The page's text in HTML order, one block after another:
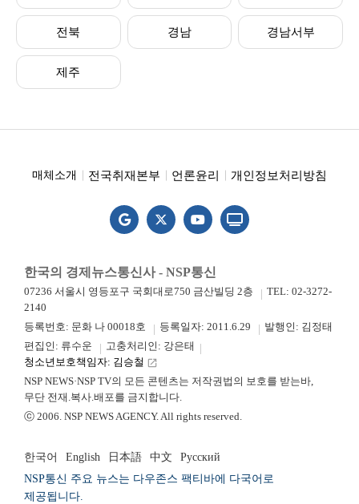
전북 경남 경남서부
제주
매체소개 전국취재본부 언론윤리 개인정보처리방침
한국의 경제뉴스통신사 - NSP통신
07236 서울시 영등포구 국회대로750 금산빌딩 2층
TEL: 02-3272-
2140
등록번호: 문화 나 00018호
등록일자: 2011.6.29
발행인: 김정태
편집인: 류수운
고충처리인: 강은태
청소년보호책임자: 김승철 launch
NSP NEWS·NSP TV의 모든 콘텐츠는 저작권법의 보호를 받는바,
무단 전재.복사.배포를 금지합니다.
ⓒ 2006. NSP NEWS AGENCY. All rights reserved.
한국어 English 日本語 中文
Русский
NSP통신 주요 뉴스는 다우존스 팩티바에 다국어로
제공됩니다.